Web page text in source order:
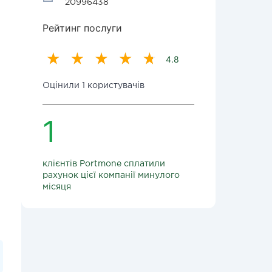
20996438
Рейтинг послуги
4.8
Оцінили 1 користувачів
1
клієнтів Portmone сплатили
рахунок цієї компанії минулого
місяця